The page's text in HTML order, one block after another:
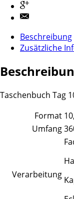
Beschreibung
Zusätzliche
Taschenbuch Tag
Format
Umfang
Verarbeitung